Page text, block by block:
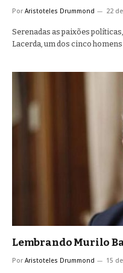
Por Aristoteles Drummond 22
Serenadas as paixões
Lacerda, um dos cinco
Lembrando Murilo
Por Aristoteles Drummond 15